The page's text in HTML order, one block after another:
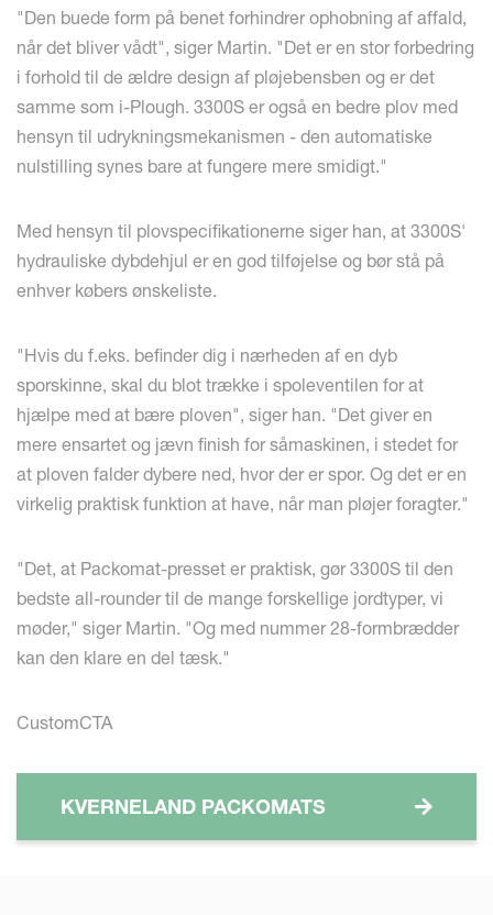
"Den buede form på benet forhindrer ophobning af affald,
når det bliver vådt", siger Martin. "Det er en stor forbedring
i forhold til de ældre design af pløjebensben og er det
samme som i-Plough. 3300S er også en bedre plov med
hensyn til udrykningsmekanismen - den automatiske
nulstilling synes bare at fungere mere smidigt."
Med hensyn til plovspecifikationerne siger han, at 3300S'
hydrauliske dybdehjul er en god tilføjelse og bør stå på
enhver købers ønskeliste.
"Hvis du f.eks. befinder dig i nærheden af en dyb
sporskinne, skal du blot trække i spoleventilen for at
hjælpe med at bære ploven", siger han. "Det giver en
mere ensartet og jævn finish for såmaskinen, i stedet for
at ploven falder dybere ned, hvor der er spor. Og det er en
virkelig praktisk funktion at have, når man pløjer foragter."
"Det, at Packomat-presset er praktisk, gør 3300S til den
bedste all-rounder til de mange forskellige jordtyper, vi
møder," siger Martin. "Og med nummer 28-formbrædder
kan den klare en del tæsk."
CustomCTA
KVERNELAND PACKOMATS